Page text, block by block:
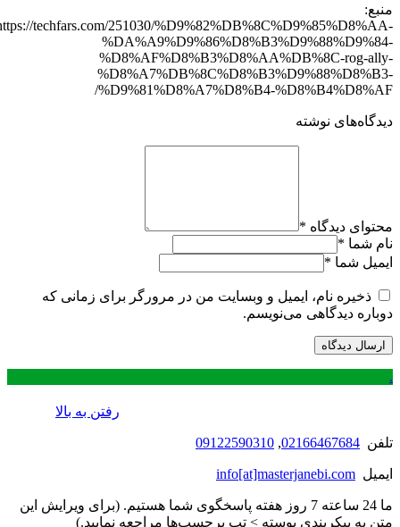
منبع:
techfars.com/251030/%D9%82%DB%8C%D9%85%D8%AA-
%DA%A9%D9%86%D8%B3%D9%88%D9%84-
%D8%AF%D8%B3%D8%AA%DB%8C-rog-ally-
%D8%A7%DB%8C%D8%B3%D9%88%D8%B3-
%D9%81%D8%A7%D8%B4-%D8%B4%D8%AF/
دیدگاه‌های نوشته
محتوای دیدگاه *
نام شما *
ایمیل شما *
ذخیره نام، ایمیل و وبسایت من در مرورگر برای زمانی که
دوباره دیدگاهی می‌نویسم.
.
رفتن به بالا
تلفن 02166467684
,
09122590310
ایمیل info[at]masterjanebi.com
ما 24 ساعته 7 روز هفته پاسخگوی شما هستیم. (برای ویرایش این
متن به پیکربندی پوسته > تب برچسب‌ها مراجعه نمایید.)